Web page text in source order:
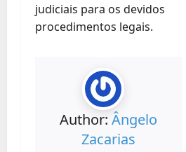
judiciais para os devidos
procedimentos legais.
Author: Ângelo
Zacarias